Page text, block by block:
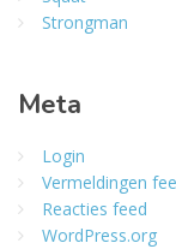
Strongman
Meta
Login
Vermeldingen
Reacties feed
WordPress.org